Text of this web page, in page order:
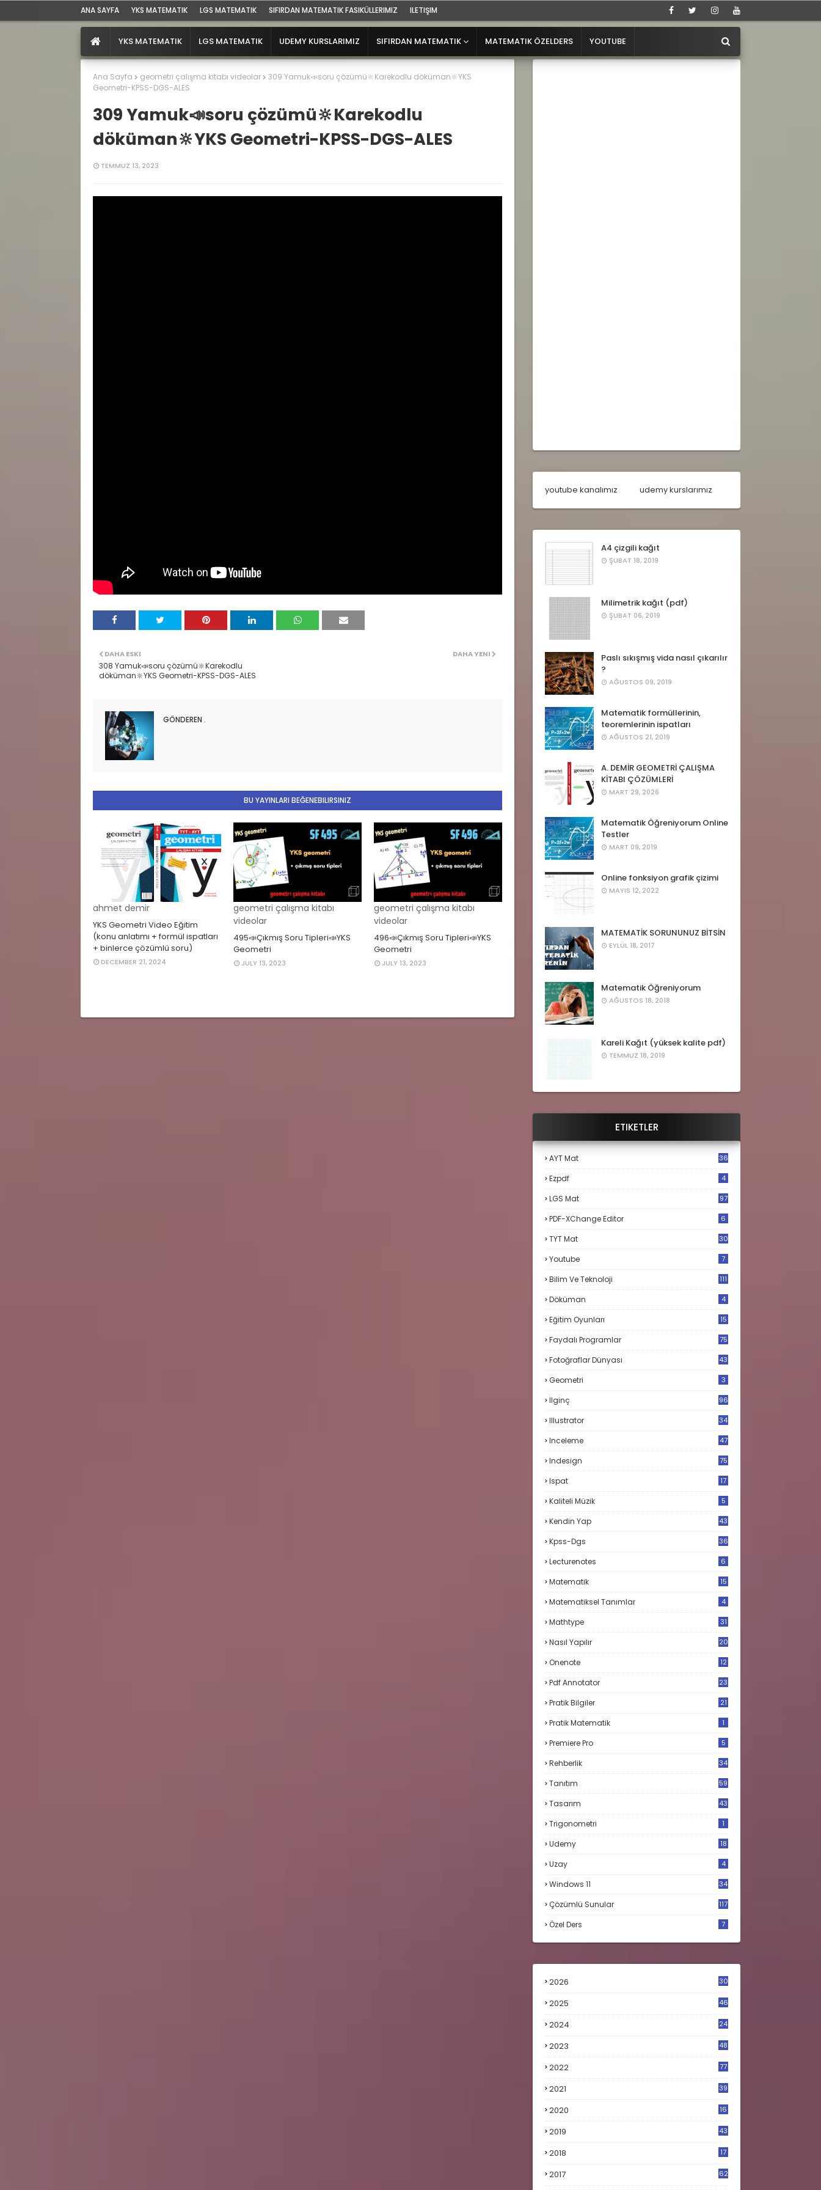
ANA SAYFA YKS MATEMATIK LGS MATEMATIK SIFIRDAN MATEMATIK FASIKÜLLERIMIZ ILETIŞIM
YKS MATEMATIK LGS MATEMATIK UDEMY KURSLARIMIZ SIFIRDAN MATEMATIK MATEMATIK ÖZELDERS YOUTUBE
Ana Sayfa geometri çalışma kitabı videolar
309 Yamuk📣soru çözümü🔆Karekodlu döküman🔆YKS
Geometri-KPSS-DGS-ALES
309 Yamuk📣soru çözümü🔆Karekodlu
döküman🔆YKS Geometri-KPSS-DGS-ALES
TEMMUZ 13, 2023
DAHA YENI
DAHA ESKI
308 Yamuk📣soru çözümü🔆Karekodlu
döküman🔆YKS Geometri-KPSS-DGS-ALES
GÖNDEREN .
BU YAYINLARI BEĞENEBILIRSINIZ
ahmet demir
YKS Geometri Video Eğitim
(konu anlatımı + formül ispatları
+ binlerce çözümlü soru)
DECEMBER 21, 2024
geometri çalışma kitabı
videolar
495📣Çıkmış Soru Tipleri📣YKS
Geometri
JULY 13, 2023
geometri çalışma kitabı
videolar
496📣Çıkmış Soru Tipleri📣YKS
Geometri
JULY 13, 2023
youtube kanalımız udemy kurslarımız
A4 çizgili kağıt
ŞUBAT 18, 2019
Milimetrik kağıt (pdf)
ŞUBAT 06, 2019
Paslı sıkışmış vida nasıl çıkarılır
?
AĞUSTOS 09, 2019
Matematik formüllerinin,
teoremlerinin ispatları
AĞUSTOS 21, 2019
A. DEMİR GEOMETRİ ÇALIŞMA
KİTABI ÇÖZÜMLERİ
MART 29, 2026
Matematik Öğreniyorum Online
Testler
MART 09, 2019
Online fonksiyon grafik çizimi
MAYIS 12, 2022
MATEMATİK SORUNUNUZ BİTSİN
EYLÜL 18, 2017
Matematik Öğreniyorum
AĞUSTOS 18, 2018
Kareli Kağıt (yüksek kalite pdf)
TEMMUZ 18, 2019
ETIKETLER
AYT Mat 36
Ezpdf 4
LGS Mat 97
PDF-XChange Editor 6
TYT Mat 30
Youtube 7
Bilim Ve Teknoloji 111
Döküman 4
Eğitim Oyunları 15
Faydalı Programlar 75
Fotoğraflar Dünyası 43
Geometri 3
Ilginç 96
Illustrator 34
Inceleme 47
Indesign 75
Ispat
17
Kaliteli Müzik 5
Kendin Yap 43
Kpss-Dgs 36
Lecturenotes 6
Matematik
15
Matematiksel Tanımlar 4
Mathtype 31
Nasıl Yapılır 20
Onenote 12
Pdf Annotator 23
Pratik Bilgiler 21
Pratik Matematik 1
Premiere Pro 5
Rehberlik 34
Tanıtım 59
Tasarım 43
Trigonometri 1
Udemy 18
Uzay 4
Windows 11 34
Çözümlü Sunular 117
Özel Ders 7
2026 30
2025 46
2024 24
2023
48
2022 77
2021 39
2020
16
2019
43
2018
17
2017
62